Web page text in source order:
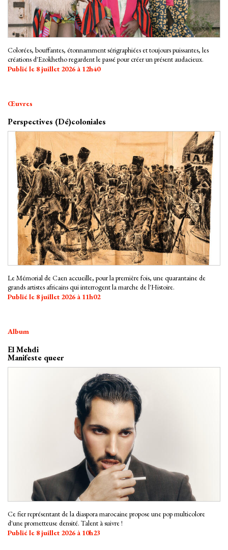
Colorées, bouffantes, étonnamment sérigraphiées et toujours puissantes, les
créations d'Ezokhetho regardent le passé pour créer un présent audacieux.
Publié le 8 juillet 2026 à 12h40
Œuvres
Perspectives (Dé)coloniales
Le Mémorial de Caen accueille, pour la première fois, une quarantaine de
grands artistes africains qui interrogent la marche de l'Histoire.
Publié le 8 juillet 2026 à 11h02
Album
El Mehdi
Manifeste queer
Ce fier représentant de la diaspora marocaine propose une pop multicolore
d'une prometteuse densité. Talent à suivre !
Publié le 8 juillet 2026 à 10h23